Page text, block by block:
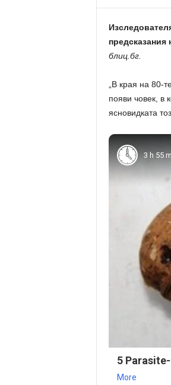
блиц.бг.
„В края на 80-
появи човек, в
ясновидката
3 h 55
5
More